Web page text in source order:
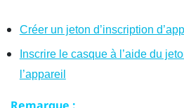
Créer un jeton d’inscription
Inscrire le casque à l’aide du
l’appareil